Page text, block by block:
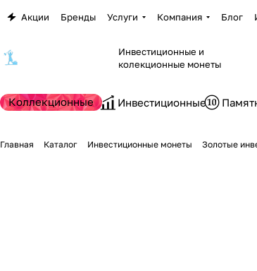
Акции Бренды Услуги Компания Блог
Инвестиционные и
колекционные монеты
Коллекционные Инвестиционные
Главная Каталог Инвестиционные монеты Золотые